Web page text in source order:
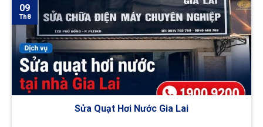
Sửa Quạt Hơi Nước Gia Lai
09
Th8